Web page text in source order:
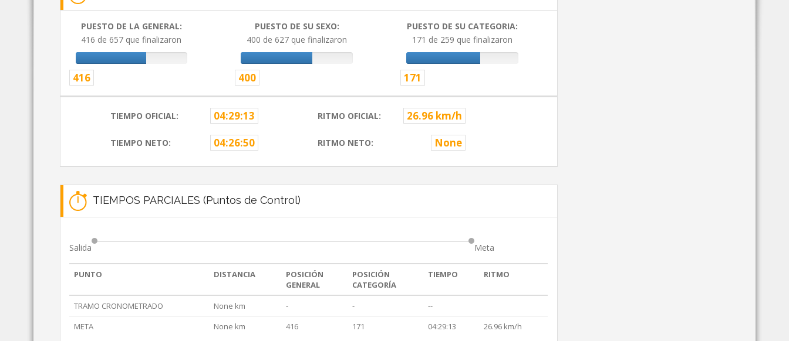
PUESTO DE LA GENERAL:
416 de 657 que finalizaron
416
PUESTO DE SU SEXO:
400 de 627 que finalizaron
400
PUESTO DE SU CATEGORIA:
171 de 259 que finalizaron
171
TIEMPO OFICIAL: 04:29:13 RITMO OFICIAL: 26.96 km/h
TIEMPO NETO: 04:26:50 RITMO NETO: None
TIEMPOS PARCIALES (Puntos de Control)
Salida Meta
PUNTO DISTANCIA
POSICIÓN
GENERAL
POSICIÓN
CATEGORÍA
TIEMPO RITMO
TRAMO CRONOMETRADO None km - -
--
META
None km 416 171 04:29:13 26.96 km/h